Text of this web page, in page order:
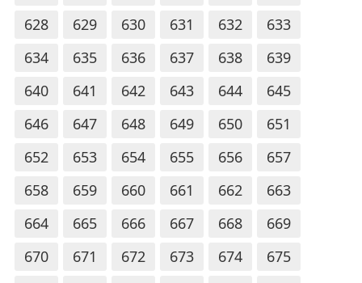
628
629 630 631 632
633
634
635 636 637 638
639
640
641 642 643 644
645
646
647 648 649 650
651
652
653 654 655 656
657
658
659 660 661 662
663
664
665 666 667 668
669
670
671 672 673 674
675